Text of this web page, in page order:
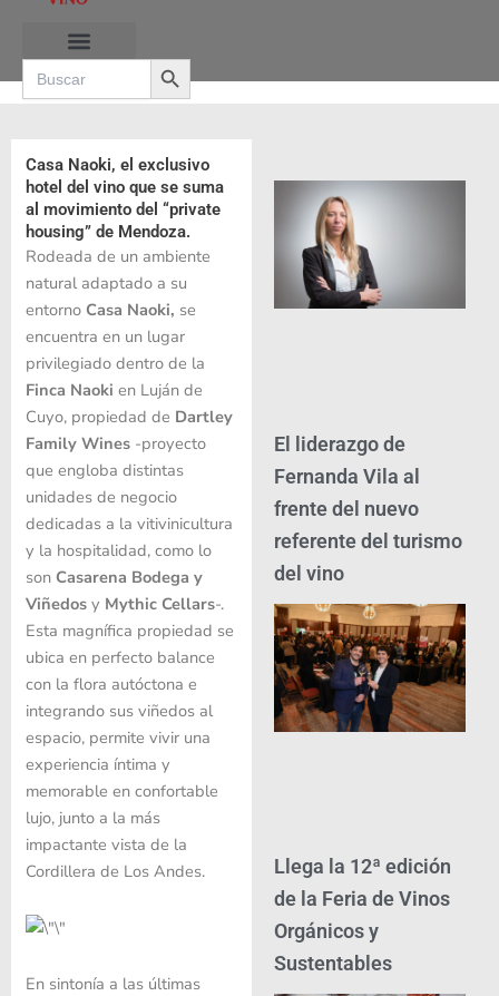
contenido
Search
for:
Search Button
Casa Naoki, el exclusivo
hotel del vino que se suma
al movimiento del “private
housing” de Mendoza.
Rodeada de un ambiente
natural adaptado a su
entorno Casa Naoki, se
encuentra en un lugar
privilegiado dentro de la
Finca Naoki en Luján de
Cuyo, propiedad de Dartley
Family Wines -proyecto
que engloba distintas
unidades de negocio
dedicadas a la vitivinicultura
y la hospitalidad, como lo
son Casarena Bodega y
Viñedosy Mythic Cellars-.
Esta magnífica propiedad se
ubica en perfecto balance
con la flora autóctona e
integrando sus viñedos al
espacio, permite vivir una
experiencia íntima y
memorable en confortable
lujo, junto a la más
impactante vista de la
Cordillera de Los Andes.
En sintonía a las últimas
El liderazgo de
Fernanda Vila al
frente del nuevo
referente del turismo
del vino
Llega la 12ª edición
de la Feria de Vinos
Orgánicos y
Sustentables